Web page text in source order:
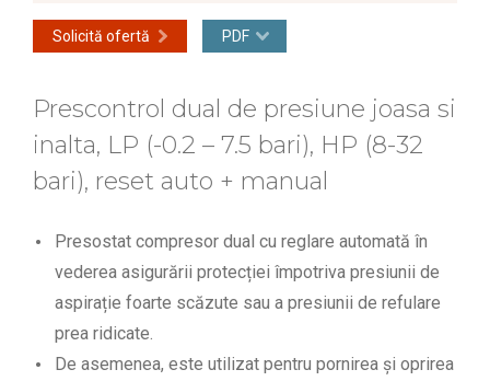
Solicită ofertă PDF
Prescontrol dual de presiune joasa si
inalta, LP (-0.2 – 7.5 bari), HP (8-32
bari), reset auto + manual
Presostat compresor dual cu reglare automată în
vederea asigurării protecției împotriva presiunii de
aspirație foarte scăzute sau a presiunii de refulare
prea ridicate.
De asemenea, este utilizat pentru pornirea și oprirea